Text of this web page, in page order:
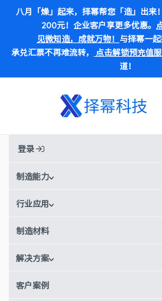
八月「燥」起来，择幂帮您「造」出来
200元！企业客户享更多优惠。
见微知造，成就万物！ 与择幂一起
承兑汇票不再难流转， 点击解锁预充值
道！
登录
制造能力
行业应用
制造材料
解决方案
客户案例
水射流切割
在线订购水射流切割部件
铝、钢、铜等材料
您上传的文档都是严格保密和安全的